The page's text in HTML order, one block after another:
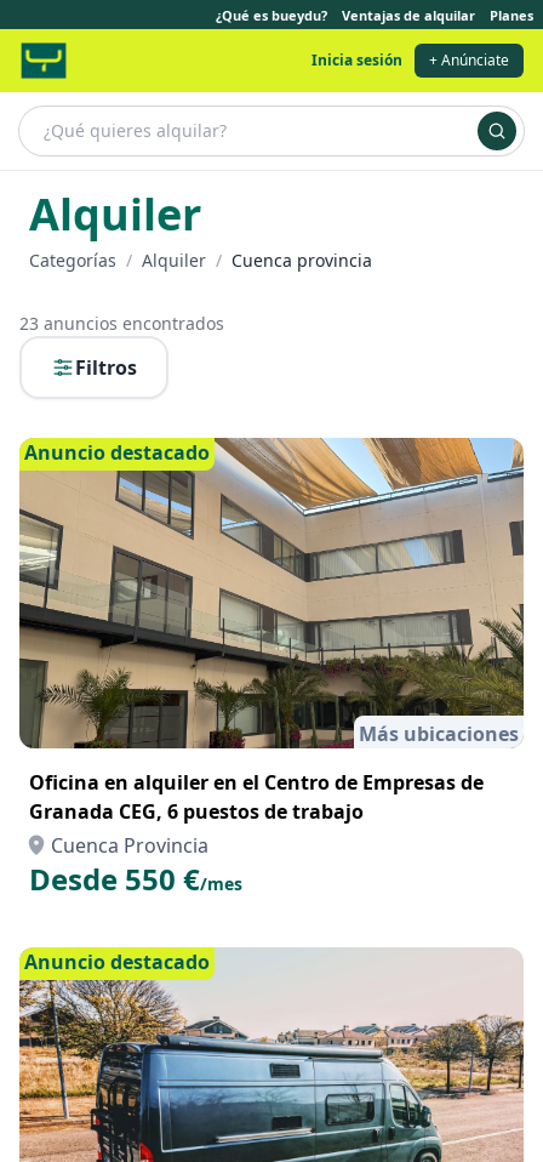
¿Qué es bueydu? Ventajas de alquilar Planes
Inicia sesión + Anúnciate
Alquiler
Categorías / Alquiler / Cuenca provincia
23 anuncios encontrados
Filtros
Anuncio destacado
Más ubicaciones
Oficina en alquiler en el Centro de Empresas de
Granada CEG, 6 puestos de trabajo
Cuenca Provincia
Desde 550 €/mes
Anuncio destacado